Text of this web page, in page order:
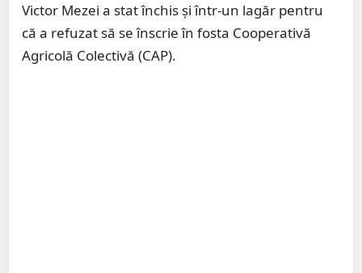
Victor Mezei a stat închis și într-un lagăr pentru
că a refuzat să se înscrie în fosta Cooperativă
Agricolă Colectivă (CAP).